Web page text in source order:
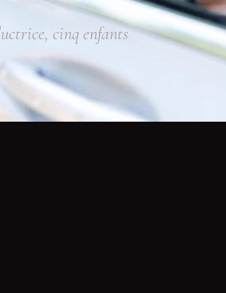
cinq enfants